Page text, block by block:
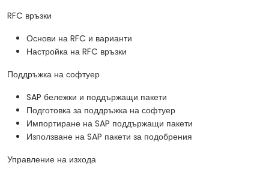
RFC връзки
Основи на RFC и варианти
Настройка на RFC връзки
Поддръжка на софтуер
SAP бележки и поддържащи пакети
Подготовка за поддръжка на софтуер
Импортиране на SAP поддържащи пакети
Използване на SAP пакети за подобрения
Управление на изхода